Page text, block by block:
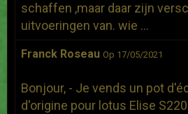
schaffen ,maar daar zijn
uitvoeringen van. wie ...
Franck Roseau Op 17/05/2021
Bonjour, - Je vends un pot
d'origine pour lotus Elise